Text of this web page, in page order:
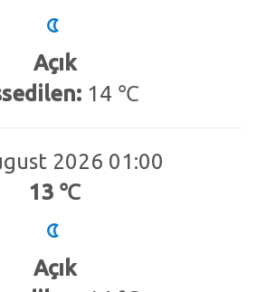
Açık
14 ℃
2026 01:00
13 ℃
Açık